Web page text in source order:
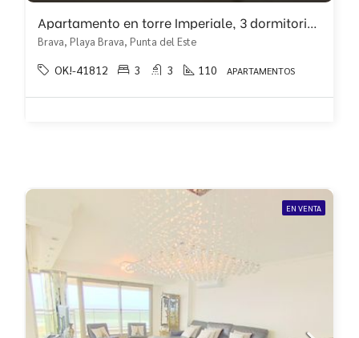
Apartamento en torre Imperiale, 3 dormitorios con vista!!
Brava, Playa Brava, Punta del Este
OK!-41812 3 3 110 APARTAMENTOS
EN VENTA